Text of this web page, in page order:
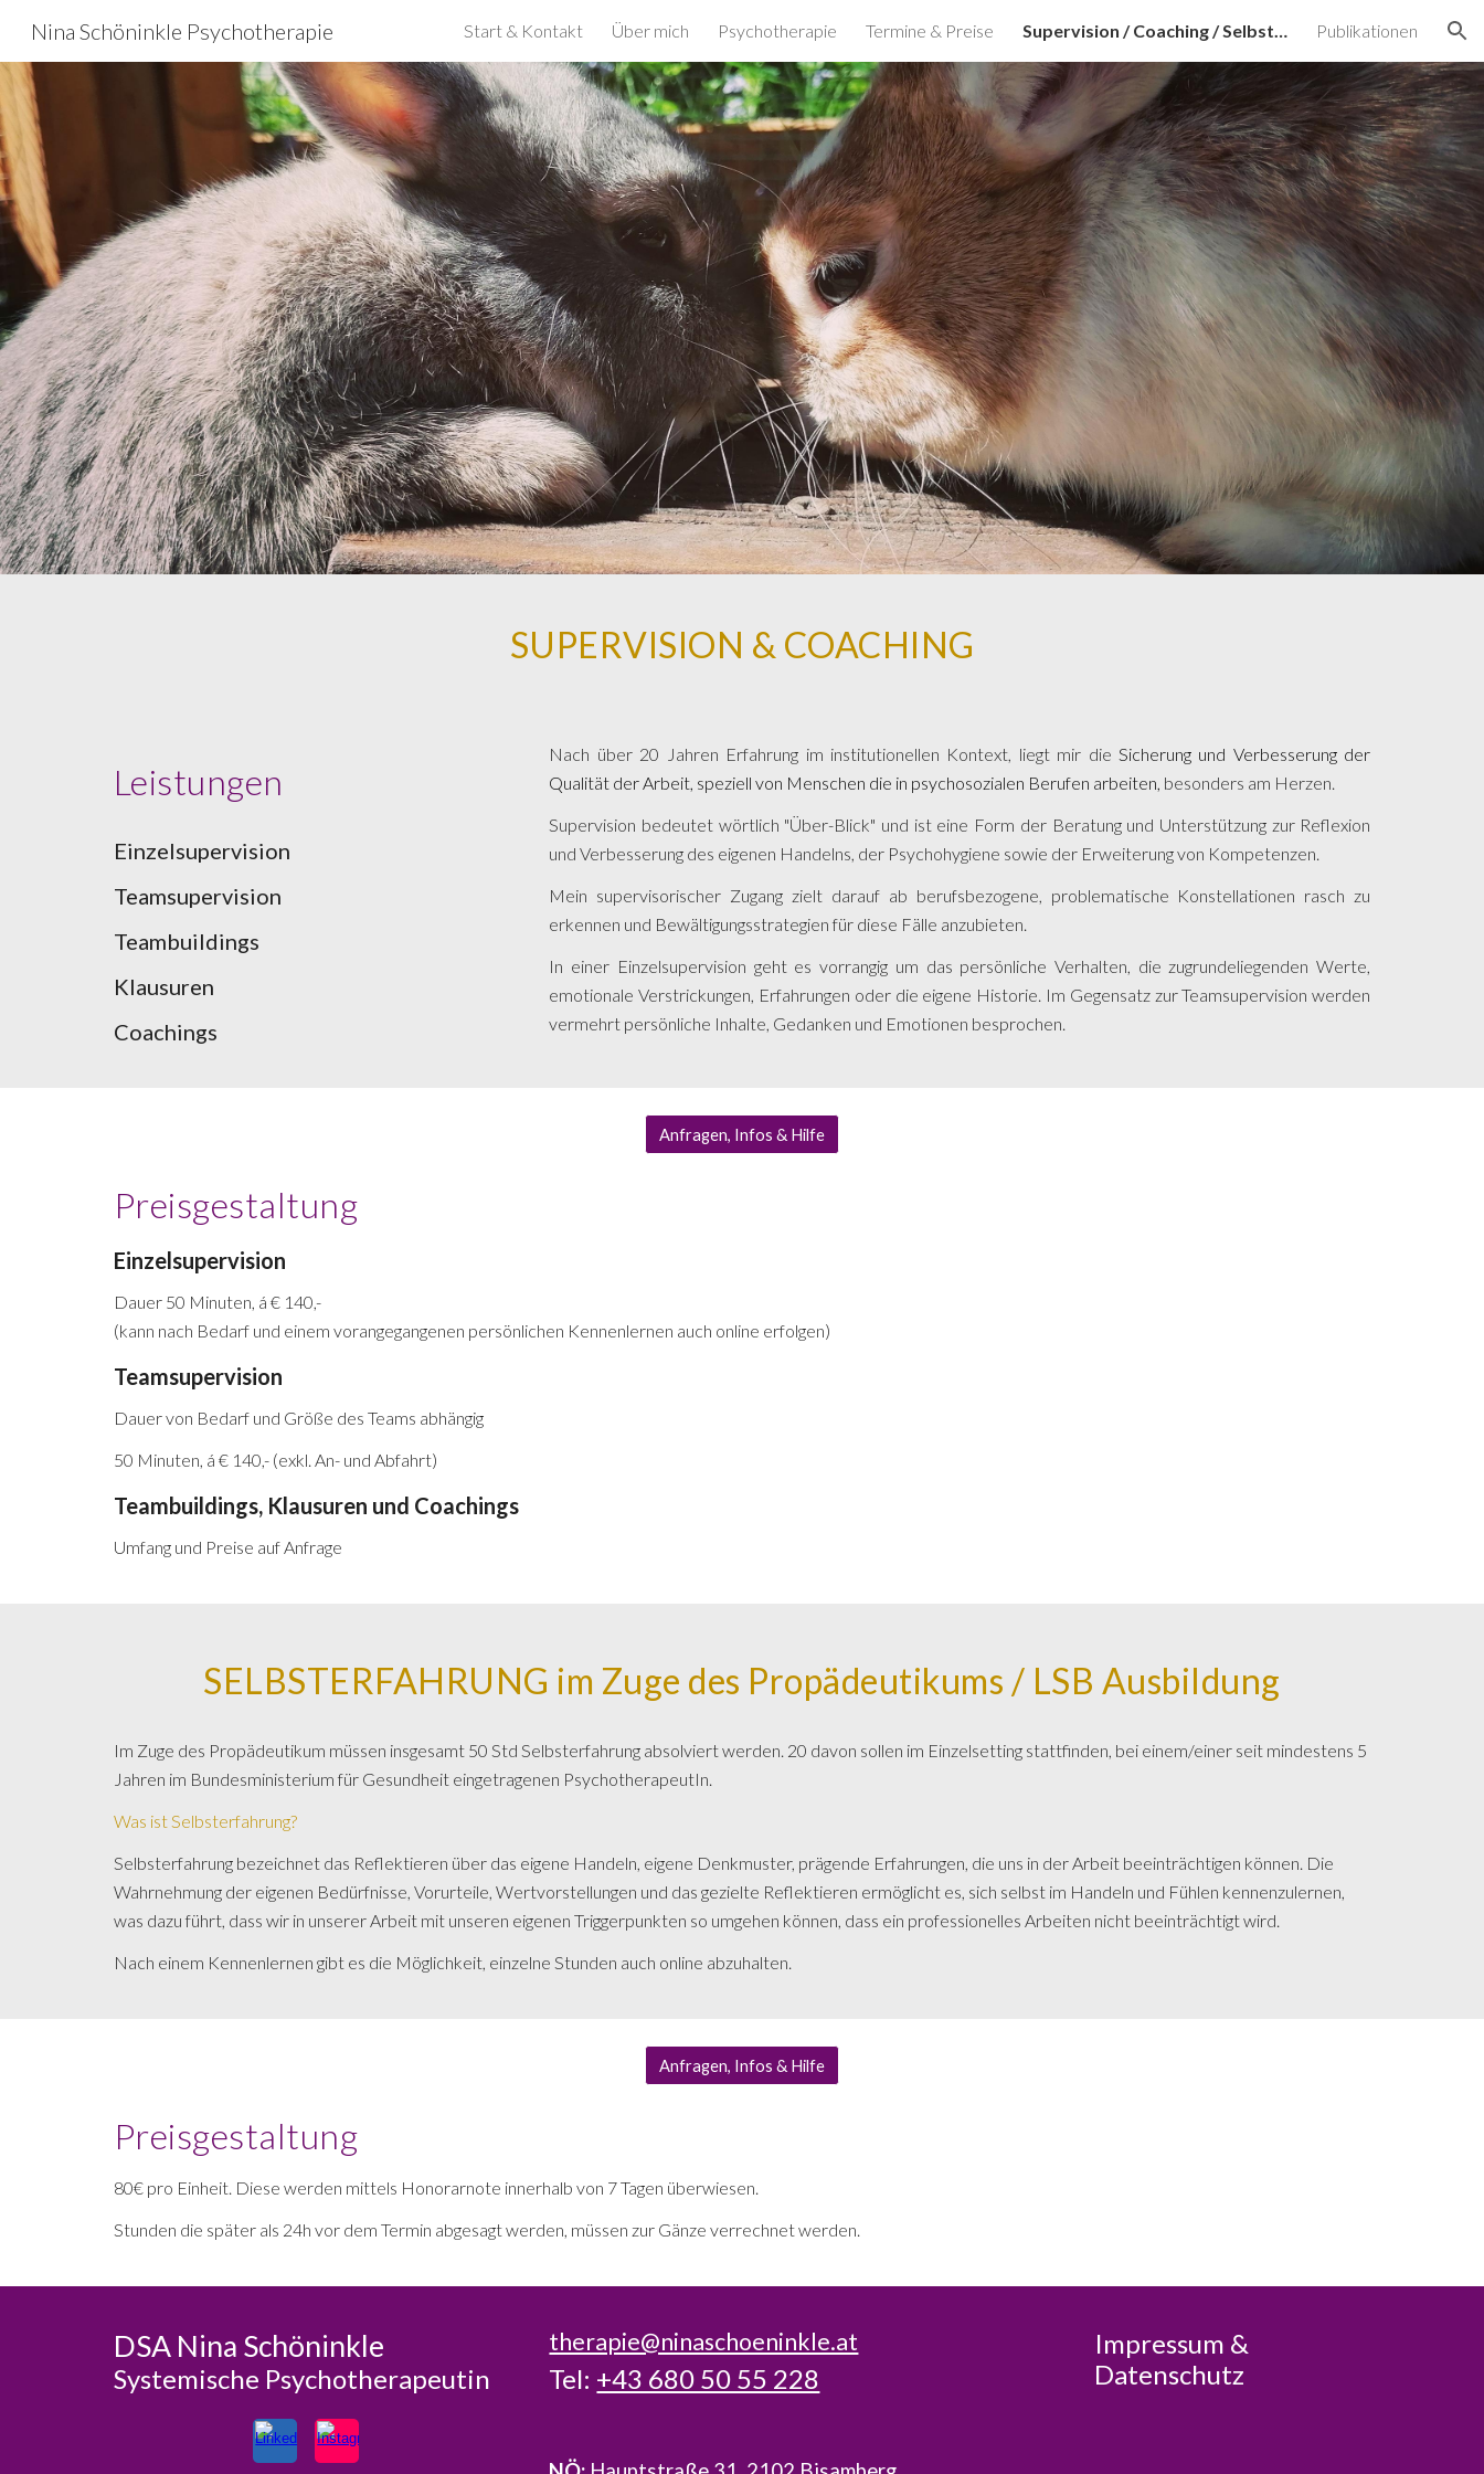
Skip to main content Skip to navigation
Nina Schöninkle Psychotherapie Start & Kontakt Über mich Psychotherapie Termine & Preise Supervision / Coaching / Selbsterfahrung Publikationen
SUPERVISION & COACHING
Leistungen
Einzelsupervision
Teamsupervision
Teambuildings
Klausuren
Coachings
Nach über 20 Jahren Erfahrung im institutionellen Kontext, liegt mir die Sicherung und Verbesserung der
Qualität der Arbeit, speziell von Menschen die in psychosozialen Berufen arbeiten, besonders am Herzen.
Supervision bedeutet wörtlich "Über-Blick" und ist eine Form der Beratung und Unterstützung zur Reflexion
und Verbesserung des eigenen Handelns, der Psychohygiene sowie der Erweiterung von Kompetenzen.
Mein supervisorischer Zugang zielt darauf ab berufsbezogene, problematische Konstellationen rasch zu
erkennen und Bewältigungsstrategien für diese Fälle anzubieten.
In einer Einzelsupervision geht es vorrangig um das persönliche Verhalten, die zugrundeliegenden Werte,
emotionale Verstrickungen, Erfahrungen oder die eigene Historie. Im Gegensatz zur Teamsupervision werden
vermehrt persönliche Inhalte, Gedanken und Emotionen besprochen.
Anfragen, Infos & Hilfe
Preisgestaltung
Einzelsupervision
Dauer 50 Minuten, á € 140,-
(kann nach Bedarf und einem vorangegangenen persönlichen Kennenlernen auch online erfolgen)
Teamsupervision
Dauer von Bedarf und Größe des Teams abhängig
50 Minuten, á € 140,- (exkl. An- und Abfahrt)
Teambuildings, Klausuren und Coachings
Umfang und Preise auf Anfrage
SELBSTERFAHRUNG im Zuge des Propädeutikums / LSB Ausbildung
Im Zuge des Propädeutikum müssen insgesamt 50 Std Selbsterfahrung absolviert werden. 20 davon sollen im Einzelsetting stattfinden, bei einem/einer seit mindestens 5
Jahren im Bundesministerium für Gesundheit eingetragenen PsychotherapeutIn.
Was ist Selbsterfahrung?
Selbsterfahrung bezeichnet das Reflektieren über das eigene Handeln, eigene Denkmuster, prägende Erfahrungen, die uns in der Arbeit beeinträchtigen können. Die
Wahrnehmung der eigenen Bedürfnisse, Vorurteile, Wertvorstellungen und das gezielte Reflektieren ermöglicht es, sich selbst im Handeln und Fühlen kennenzulernen,
was dazu führt, dass wir in unserer Arbeit mit unseren eigenen Triggerpunkten so umgehen können, dass ein professionelles Arbeiten nicht beeinträchtigt wird.
Nach einem Kennenlernen gibt es die Möglichkeit, einzelne Stunden auch online abzuhalten.
Anfragen, Infos & Hilfe
Preisgestaltung
80€ pro Einheit. Diese werden mittels Honorarnote innerhalb von 7 Tagen überwiesen.
Stunden die später als 24h vor dem Termin abgesagt werden, müssen zur Gänze verrechnet werden.
DSA Nina Schöninkle
Systemische Psychotherapeutin
therapie@ninaschoeninkle.at
Tel: +43 680 50 55 228
Impressum &
Datenschutz